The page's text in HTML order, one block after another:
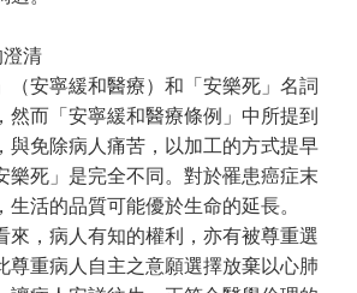
澄清
（安寧緩和醫療）和「安樂死」名詞
然而「安寧緩和醫療條例」中所提到
與免除病人痛苦，以加工的方式提早
樂死」是完全不同。對於罹患癌症末
生活的品質可能優於生命的延長。
來，病人有知的權利，亦有被尊重選
尊重病人自主之意願選擇放棄以心肺